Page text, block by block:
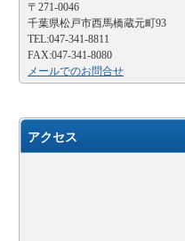
〒271-0046
千葉県松戸市西馬橋蔵元町93
TEL:047-341-8811
FAX:047-341-8080
メールでのお問合せ
アクセス